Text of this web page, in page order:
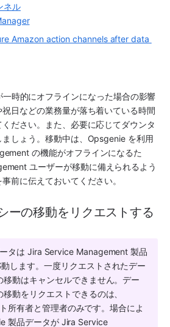
ネル
Amazon action channels after data
時的にオフラインになった場合の影響
日などの業務量が落ち着いている時間
ださい。また、必要に応じてダウンタ
しょう。移動中は、Opsgenie を利用
の機能がオフラインになるた
ユーザーが移動に備えられるよう
前に伝えておいてください。
ーの移動をリクエストする
タは Jira Service Management 製品
します。一度リクエストされたデー
移動はキャンセルできません。デー
動をリクエストできるのは、
所有者と管理者のみです。場合によ
製品データが Jira Service